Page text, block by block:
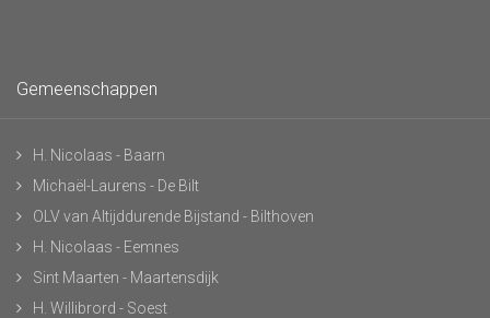
Gemeenschappen
H. Nicolaas - Baarn
Michaël-Laurens - De Bilt
OLV van Altijddurende Bijstand - Bilthoven
H. Nicolaas - Eemnes
Sint Maarten - Maartensdijk
H. Willibrord - Soest